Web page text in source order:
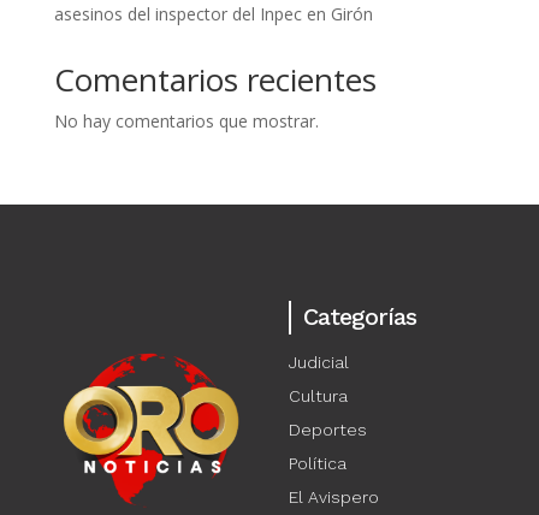
asesinos del inspector del Inpec en Girón
Comentarios recientes
No hay comentarios que mostrar.
Categorías
Judicial
Cultura
Deportes
Política
El Avispero